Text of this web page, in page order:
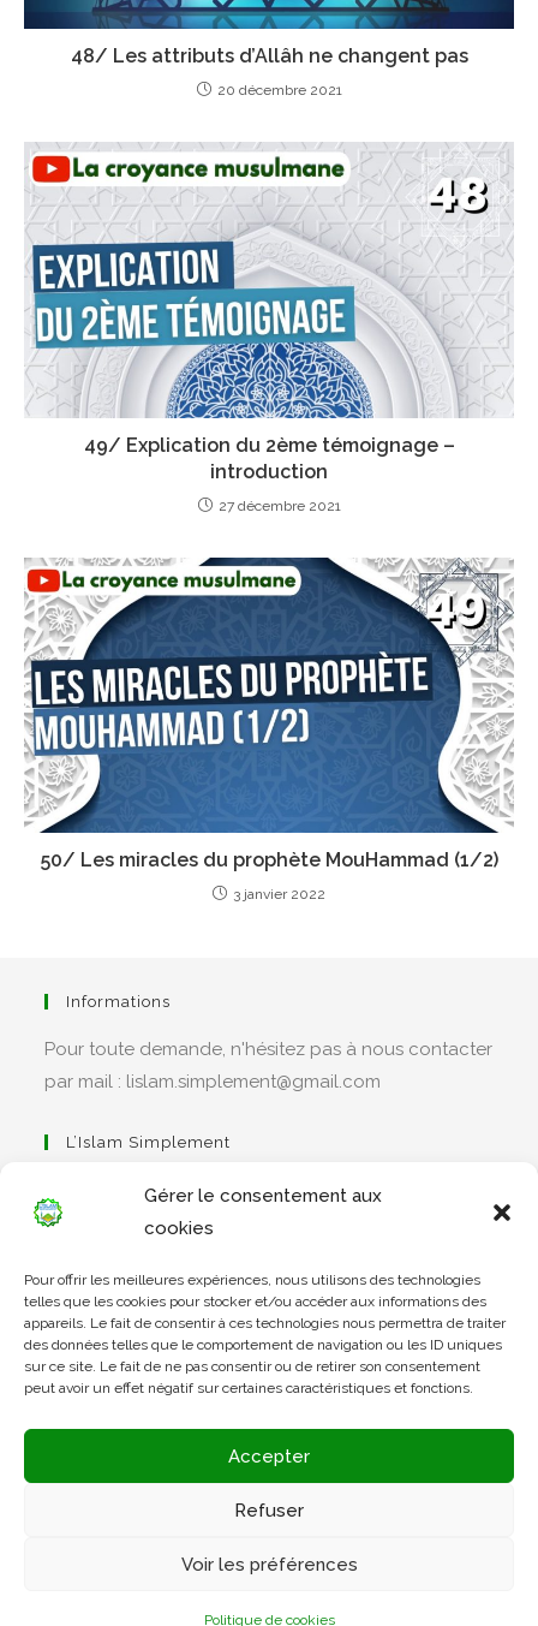
Gérer le consentement aux
cookies
Pour offrir les meilleures expériences, nous utilisons des technologies
telles que les cookies pour stocker et/ou accéder aux informations des
appareils. Le fait de consentir à ces technologies nous permettra de traiter
des données telles que le comportement de navigation ou les ID uniques
sur ce site. Le fait de ne pas consentir ou de retirer son consentement
peut avoir un effet négatif sur certaines caractéristiques et fonctions.
Accepter
Refuser
Voir les préférences
Politique de cookies
48/ Les attributs d’Allâh ne changent pas
20 décembre 2021
49/ Explication du 2ème témoignage –
introduction
27 décembre 2021
50/ Les miracles du prophète MouHammad (1/2)
3 janvier 2022
Informations
Pour toute demande, n'hésitez pas à nous contacter
par mail : lislam.simplement@gmail.com
L’Islam Simplement
dans
un
nouvel
onglet
Apprendre Le Coran Simplement